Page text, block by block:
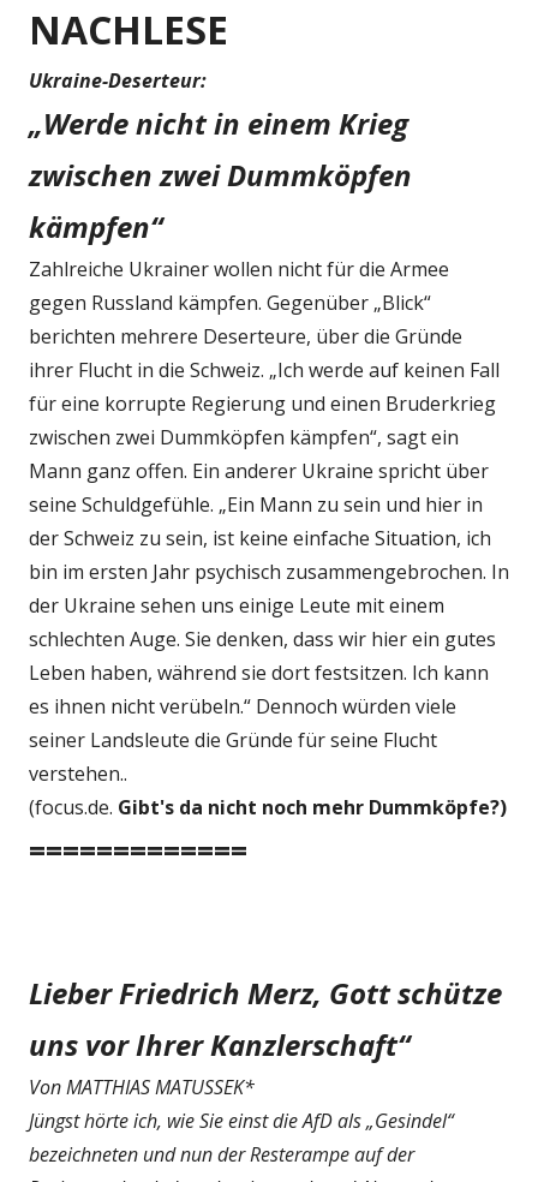
NACHLESE
Ukraine-Deserteur:
„Werde nicht in einem Krieg
zwischen zwei Dummköpfen
kämpfen“
Zahlreiche Ukrainer wollen nicht für die Armee
gegen Russland kämpfen. Gegenüber „Blick“
berichten mehrere Deserteure, über die Gründe
ihrer Flucht in die Schweiz. „Ich werde auf keinen Fall
für eine korrupte Regierung und einen Bruderkrieg
zwischen zwei Dummköpfen kämpfen“, sagt ein
Mann ganz offen. Ein anderer Ukraine spricht über
seine Schuldgefühle. „Ein Mann zu sein und hier in
der Schweiz zu sein, ist keine einfache Situation, ich
bin im ersten Jahr psychisch zusammengebrochen. In
der Ukraine sehen uns einige Leute mit einem
schlechten Auge. Sie denken, dass wir hier ein gutes
Leben haben, während sie dort festsitzen. Ich kann
es ihnen nicht verübeln.“ Dennoch würden viele
seiner Landsleute die Gründe für seine Flucht
verstehen..
(focus.de. Gibt's da nicht noch mehr Dummköpfe?)
=============
Lieber Friedrich Merz, Gott schütze
uns vor Ihrer Kanzlerschaft“
Von MATTHIAS MATUSSEK*
Jüngst hörte ich, wie Sie einst die AfD als „Gesindel“
bezeichneten und nun der Resterampe auf der